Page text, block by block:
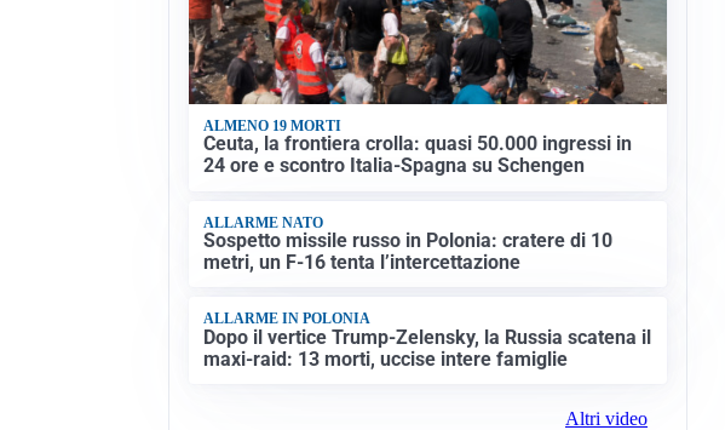
ALMENO 19 MORTI
Ceuta, la frontiera crolla: quasi 50.000 ingressi in
24 ore e scontro Italia-Spagna su Schengen
ALLARME NATO
Sospetto missile russo in Polonia: cratere di 10
metri, un F-16 tenta l’intercettazione
ALLARME IN POLONIA
Dopo il vertice Trump-Zelensky, la Russia scatena il
maxi-raid: 13 morti, uccise intere famiglie
Altri video